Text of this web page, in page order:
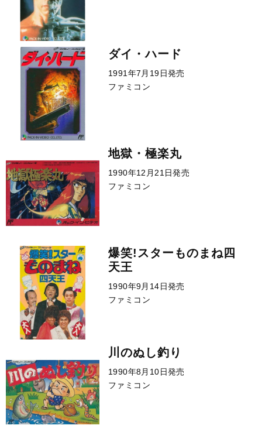
ダイ・ハード
1991年7月19日発売
ファミコン
地獄・極楽丸
1990年12月21日発売
ファミコン
爆笑!スターものまね四
天王
1990年9月14日発売
ファミコン
川のぬし釣り
1990年8月10日発売
ファミコン